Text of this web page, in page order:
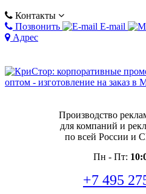
Контакты
Позвонить
E-mail
Адрес
Производство
для компаний и
по всей России и
Пн - Пт:
+7 495